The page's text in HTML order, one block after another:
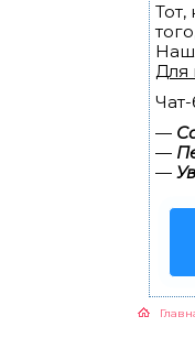
Для
—
—
—
ПЕРВОГО